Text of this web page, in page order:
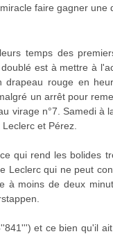
faire gagner
temps des
est à mettre à
rouge en
un arrêt pour
virage n°7. Samedi à
et Pérez.
qui rend les bolides
Leclerc qui ne peut
à moins de deux
et ce bien qu'il